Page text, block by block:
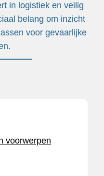
in logistiek en veilig
belang om inzicht
voor gevaarlijke
voorwerpen